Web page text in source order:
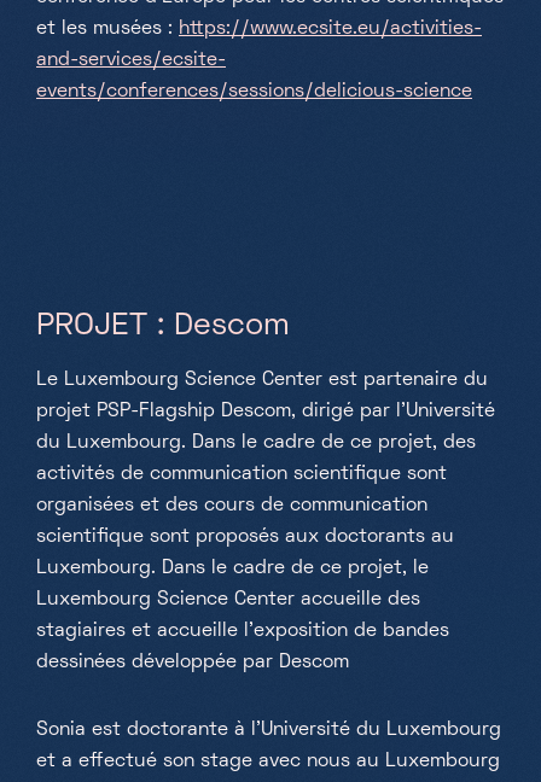
et les musées : https://www.ecsite.eu/activities-
and-services/ecsite-
events/conferences/sessions/delicious-science
PROJET : Descom
Le Luxembourg Science Center est partenaire du
projet PSP-Flagship Descom, dirigé par l'Université
du Luxembourg. Dans le cadre de ce projet, des
activités de communication scientifique sont
organisées et des cours de communication
scientifique sont proposés aux doctorants au
Luxembourg. Dans le cadre de ce projet, le
Luxembourg Science Center accueille des
stagiaires et accueille l'exposition de bandes
dessinées développée par Descom
Sonia est doctorante à l'Université du Luxembourg
et a effectué son stage avec nous au Luxembourg